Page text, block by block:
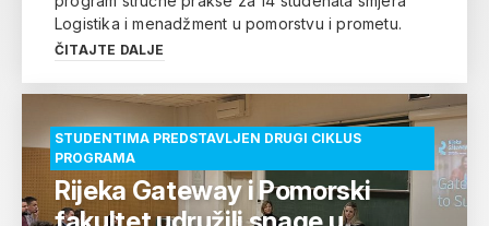
Logistika i menadžment u pomorstvu i prometu.
ČITAJTE DALJE
STUDENTIMA PREDSTAVLJEN DRUGI CIKLUS
PROGRAMA
Rijeka Gateway i Pomorski